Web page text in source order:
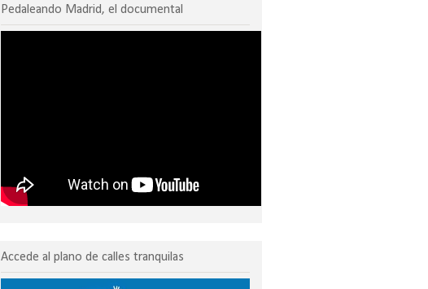
Pedaleando Madrid, el documental
Accede al plano de calles tranquilas